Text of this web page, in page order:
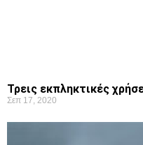
Τρεις εκπληκτικές
Σεπ 17, 2020